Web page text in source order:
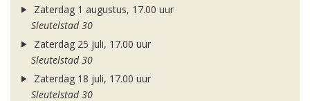
Zaterdag 1 augustus, 17.00 uur
Sleutelstad 30
Zaterdag 25 juli, 17.00 uur
Sleutelstad 30
Zaterdag 18 juli, 17.00 uur
Sleutelstad 30